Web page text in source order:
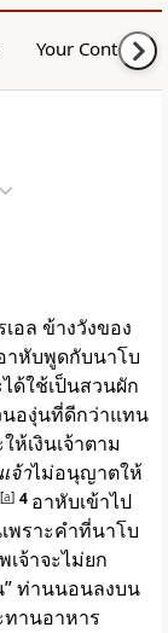
Your Content
อล ข้างวังของ
าหับพูดกับนาโบ
ได้ใช้เป็นสวนผัก
นองุ่นที่ดีกว่าแทน
ห้เงินเจ้าตาม
จ้าไม่อนุญาตให้
[a] 4 อาหับเข้าไป
พราะคำที่นาโบ
เจ้าจะไม่ยก
ท่านนอนลงบน
ทานอาหาร